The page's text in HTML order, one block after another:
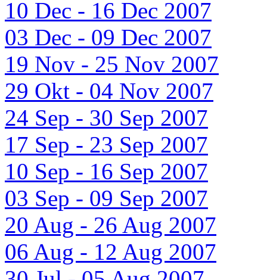
10 Dec - 16 Dec 2007
03 Dec - 09 Dec 2007
19 Nov - 25 Nov 2007
29 Okt - 04 Nov 2007
24 Sep - 30 Sep 2007
17 Sep - 23 Sep 2007
10 Sep - 16 Sep 2007
03 Sep - 09 Sep 2007
20 Aug - 26 Aug 2007
06 Aug - 12 Aug 2007